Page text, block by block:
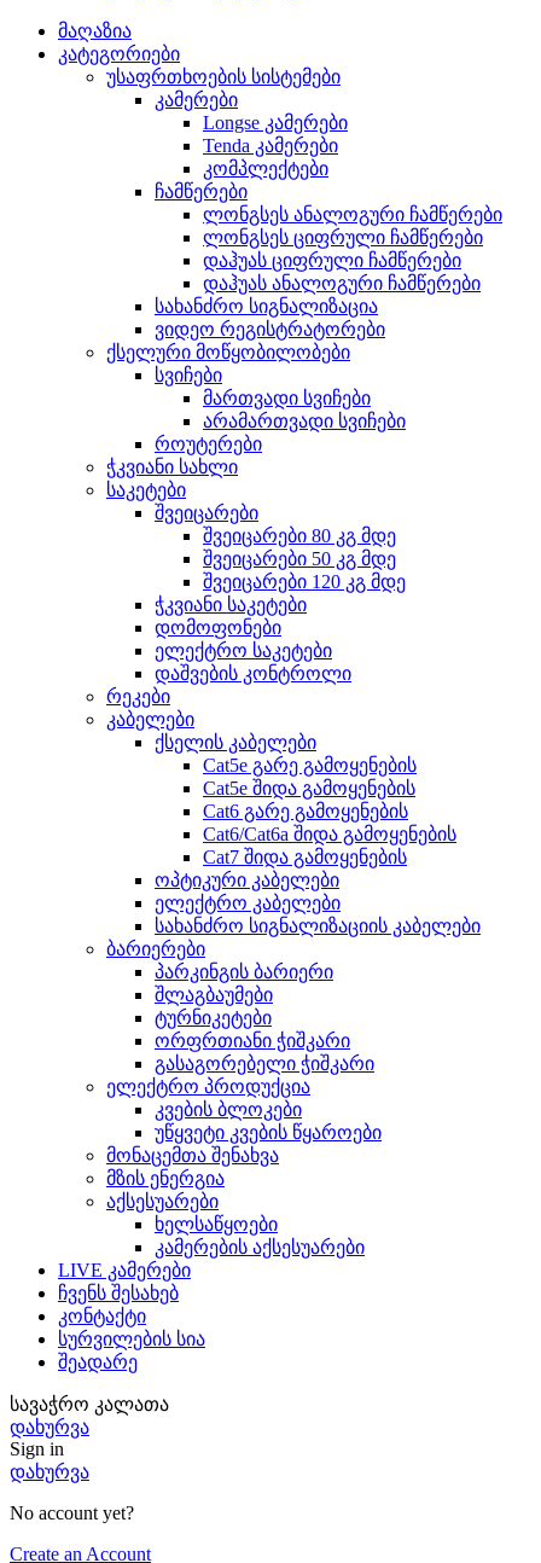
მაღაზია
კატეგორიები
უსაფრთხოების სისტემები
კამერები
Longse კამერები
Tenda კამერები
კომპლექტები
ჩამწერები
ლონგსეს ანალოგური ჩამწერები
ლონგსეს ციფრული ჩამწერები
დაჰუას ციფრული ჩამწერები
დაჰუას ანალოგური ჩამწერები
სახანძრო სიგნალიზაცია
ვიდეო რეგისტრატორები
ქსელური მოწყობილობები
სვიჩები
მართვადი სვიჩები
არამართვადი სვიჩები
როუტერები
ჭკვიანი სახლი
საკეტები
შვეიცარები
შვეიცარები 80 კგ მდე
შვეიცარები 50 კგ მდე
შვეიცარები 120 კგ მდე
ჭკვიანი საკეტები
დომოფონები
ელექტრო საკეტები
დაშვების კონტროლი
რეკები
კაბელები
ქსელის კაბელები
Cat5e გარე გამოყენების
Cat5e შიდა გამოყენების
Cat6 გარე გამოყენების
Cat6/Cat6a შიდა გამოყენების
Cat7 შიდა გამოყენების
ოპტიკური კაბელები
ელექტრო კაბელები
სახანძრო სიგნალიზაციის კაბელები
ბარიერები
პარკინგის ბარიერი
შლაგბაუმები
ტურნიკეტები
ორფრთიანი ჭიშკარი
გასაგორებელი ჭიშკარი
ელექტრო პროდუქცია
კვების ბლოკები
უწყვეტი კვების წყაროები
მონაცემთა შენახვა
მზის ენერგია
აქსესუარები
ხელსაწყოები
კამერების აქსესუარები
LIVE კამერები
ჩვენს შესახებ
კონტაქტი
სურვილების სია
შეადარე
სავაჭრო კალათა
დახურვა
Sign in
დახურვა
No account yet?
Create an Account